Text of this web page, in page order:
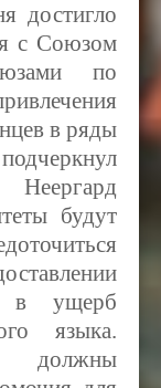
достигло
с Союзом
по
в ряды
будут
в ущерб
языка.
должны